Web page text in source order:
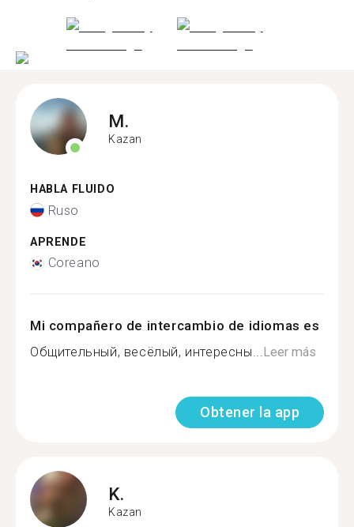
M.
Kazan
HABLA FLUIDO
Ruso
APRENDE
Coreano
Mi compañero de intercambio de idiomas es
Общительный, весёлый, интересны...Leer más
Obtener la app
K.
Kazan